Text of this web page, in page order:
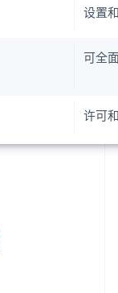
设置
可全
许可